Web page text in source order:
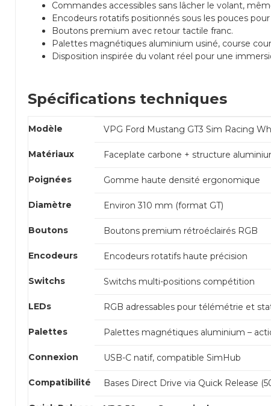
Commandes accessibles sans lâcher le volant,
Encodeurs rotatifs positionnés sous les pouces
Boutons premium avec retour tactile franc.
Palettes magnétiques aluminium usiné, course
Disposition inspirée du volant réel pour une
Spécifications techniques
Modèle VPG Ford Mustang GT3 Sim Racing
Matériaux Faceplate carbone + structure
Poignées Gomme haute densité ergonomique
Diamètre Environ 310 mm (format GT)
Boutons Boutons premium rétroéclairés RGB
Encodeurs Encodeurs rotatifs haute précision
Switchs Switchs multi-positions compétition
LEDs RGB adressables pour télémétrie et
Palettes Palettes magnétiques aluminium –
Connexion USB-C natif, compatible SimHub
Compatibilité Bases Direct Drive via Quick Release